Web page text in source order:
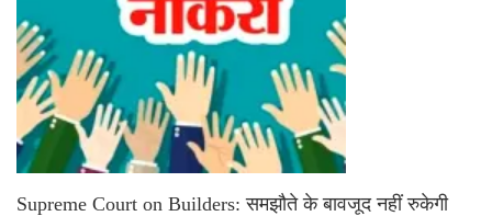
Supreme Court on Builders: समझौते के बावजूद नहीं रुकेगी